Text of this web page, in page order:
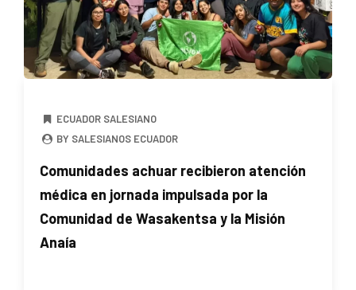
ECUADOR SALESIANO
BY SALESIANOS ECUADOR
Comunidades achuar recibieron atención
médica en jornada impulsada por la
Comunidad de Wasakentsa y la Misión
Anaía